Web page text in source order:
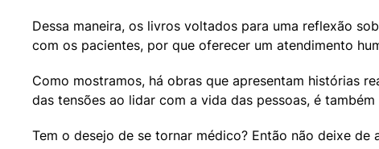
Dessa maneira, os livros voltados para uma reflexão
com os pacientes, por que oferecer um atendimento
Como mostramos, há obras que apresentam histórias
das tensões ao lidar com a vida das pessoas, é
Tem o desejo de se tornar médico? Então não deixe